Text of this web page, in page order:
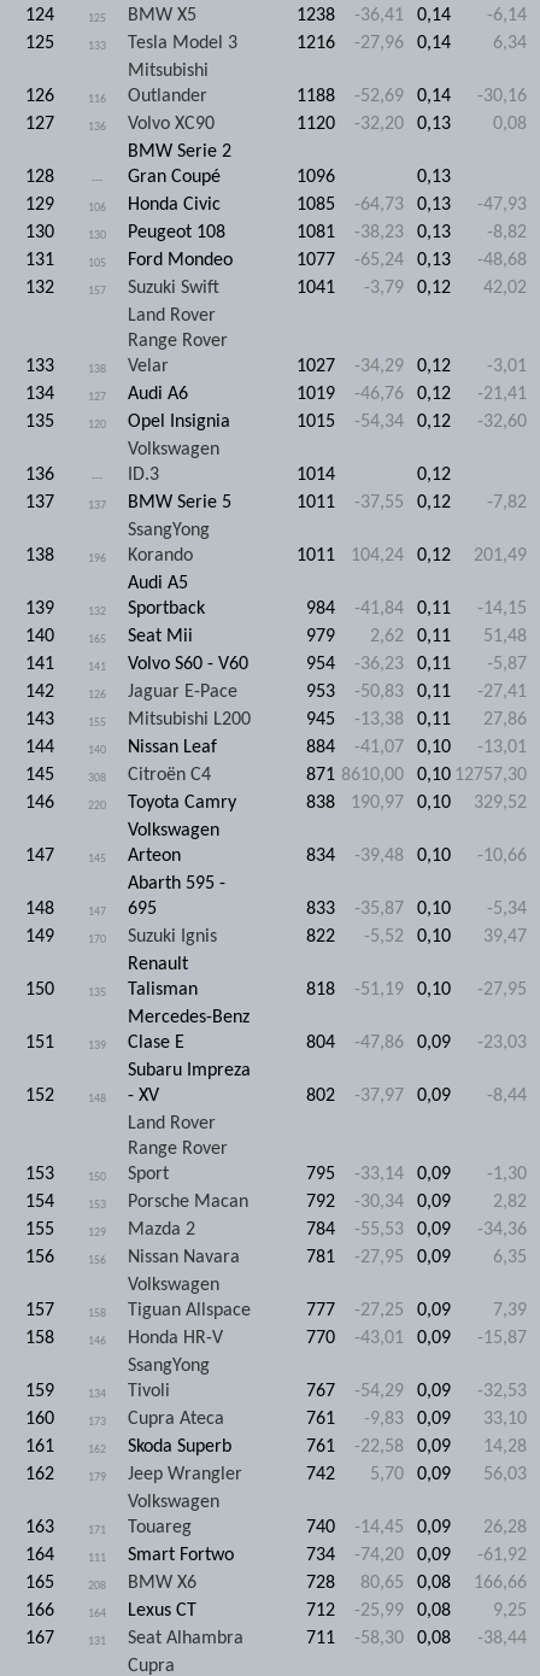
124
125 BMW X5 1238 -36,41 0,14
-6,14
125
133 Tesla Model 3 1216 -27,96 0,14 6,34
126 116
Mitsubishi
Outlander
1188 -52,69 0,14
-30,16
127
136 Volvo XC90 1120 -32,20 0,13 0,08
128 ---
BMW Serie 2
Gran Coupé
1096
0,13
129
106 Honda Civic 1085 -64,73 0,13
-47,93
130
130 Peugeot 108 1081 -38,23 0,13
-8,82
131
105 Ford Mondeo 1077 -65,24 0,13
-48,68
132
157 Suzuki Swift 1041 -3,79 0,12 42,02
133 138
Land Rover
Range Rover
Velar
1027 -34,29 0,12
-3,01
134
127 Audi A6 1019 -46,76 0,12
-21,41
135
120 Opel Insignia 1015 -54,34 0,12 -32,60
136 ---
Volkswagen
ID.3
1014
0,12
137
137 BMW Serie 5 1011 -37,55 0,12 -7,82
138 196
SsangYong
Korando
1011 104,24 0,12 201,49
139 132
Audi A5
Sportback
984 -41,84 0,11
-14,15
140
165 Seat Mii 979 2,62 0,11
51,48
141
141 Volvo S60 - V60 954 -36,23 0,11
-5,87
142
126 Jaguar E-Pace 953 -50,83 0,11
-27,41
143
155 Mitsubishi L200 945 -13,38 0,11
27,86
144
140 Nissan Leaf 884 -41,07 0,10
-13,01
145
308 Citroën C4 871 8610,00 0,10 12757,30
146
220 Toyota Camry 838 190,97 0,10 329,52
147 145
Volkswagen
Arteon
834 -39,48 0,10 -10,66
148 147
Abarth 595 -
695
833 -35,87 0,10
-5,34
149
170 Suzuki Ignis 822 -5,52 0,10 39,47
150 135
Renault
Talisman
818 -51,19 0,10 -27,95
151 139
Mercedes-Benz
Clase E
804 -47,86 0,09 -23,03
152 148
Subaru Impreza
- XV
802 -37,97 0,09 -8,44
153 150
Land Rover
Range Rover
Sport
795 -33,14 0,09
-1,30
154
153 Porsche Macan 792 -30,34 0,09
2,82
155
129 Mazda 2 784 -55,53 0,09
-34,36
156
156 Nissan Navara 781 -27,95 0,09 6,35
157 158
Volkswagen
Tiguan Allspace
777 -27,25 0,09
7,39
158
146 Honda HR-V 770 -43,01 0,09 -15,87
159 134
SsangYong
Tivoli
767 -54,29 0,09
-32,53
160
173 Cupra Ateca 761 -9,83 0,09
33,10
161
162 Skoda Superb 761 -22,58 0,09
14,28
162
179 Jeep Wrangler 742 5,70 0,09 56,03
163 171
Volkswagen
Touareg
740 -14,45 0,09
26,28
164
111 Smart Fortwo 734 -74,20 0,09
-61,92
165
208 BMW X6 728 80,65 0,08
166,66
166
164 Lexus CT 712 -25,99 0,08
9,25
167
131 Seat Alhambra 711 -58,30 0,08
-38,44
Cupra